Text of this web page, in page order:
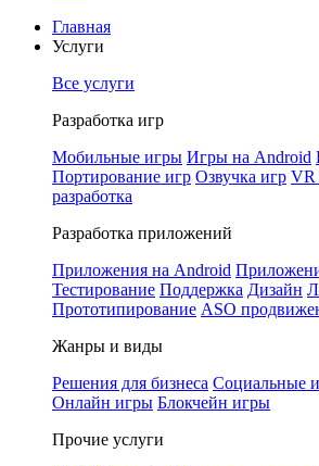
Главная
Услуги
Все услуги
Разработка игр
Мобильные игры Игры на Android
Портирование игр Озвучка игр VR
разработка
Разработка приложений
Приложения на Android
Тестирование Поддержка Дизайн
Прототипирование ASO
Жанры и виды
Решения для бизнеса Социальные
Онлайн игры Блокчейн игры
Прочие услуги